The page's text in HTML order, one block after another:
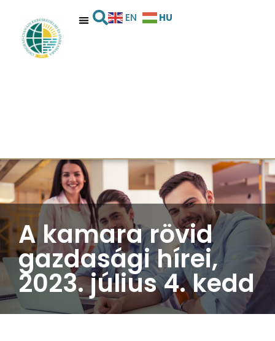
EN HU
A kamara rövid
gazdasági hírei,
2023. július 4. kedd